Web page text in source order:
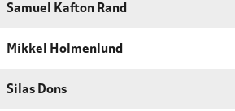
Samuel Kafton Rand
Mikkel Holmenlund
Silas Dons